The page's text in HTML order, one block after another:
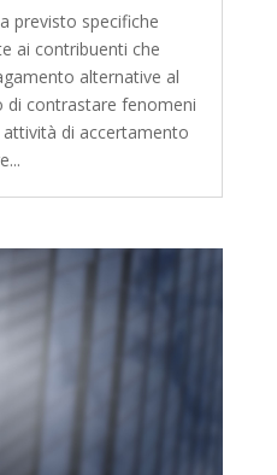
previsto specifiche
ai contribuenti che
alternative al
di contrastare fenomeni
di accertamento